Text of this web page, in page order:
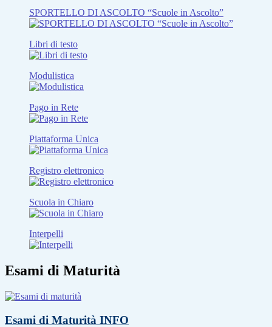
SPORTELLO DI ASCOLTO “Scuole in Ascolto”
Libri di testo
Modulistica
Pago in Rete
Piattaforma Unica
Registro elettronico
Scuola in Chiaro
Interpelli
Esami di Maturità
Esami di Maturità INFO